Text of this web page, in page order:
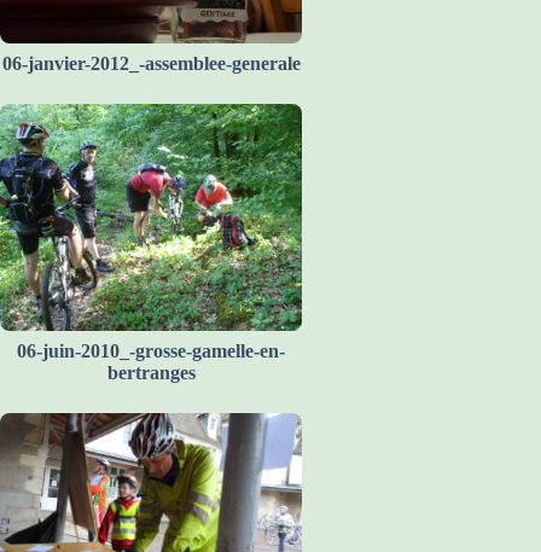
06-janvier-2012_-assemblee-generale
06-juin-2010_-grosse-gamelle-en-
bertranges